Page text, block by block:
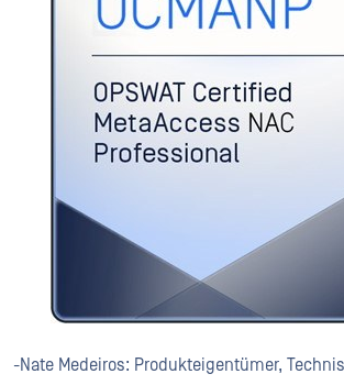
-Nate Medeiros: Produkteigentümer,